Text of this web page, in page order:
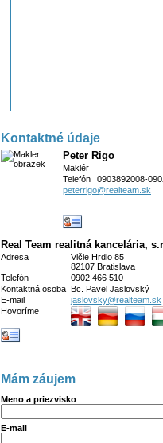
Kontaktné údaje
Peter Rigo
Maklér
Telefón
0903892008-
peterrigo@realteam.sk
Real Team realitná kancelária,
Adresa
Vlčie Hrdlo 85
82107 Bratislava
Telefón
0902 466 510
Kontaktná osoba Bc. Pavel Jaslovský
E-mail
jaslovsky@realteam.sk
Hovoríme
Mám záujem
Meno a priezvisko
E-mail